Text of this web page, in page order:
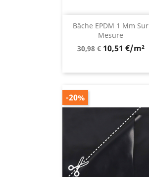
Bâche EPDM 1 Mm Sur
Mesure
Prix
30,98 € 10,51 €/m²
-20%